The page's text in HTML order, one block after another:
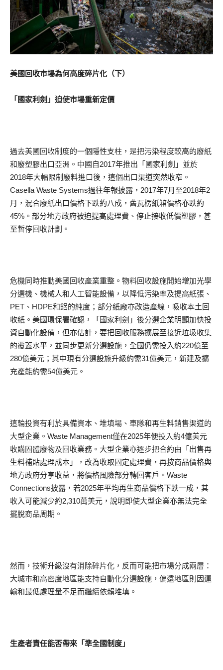
美國回收市場為何高度碎片化（下）
「國家利劍」迫使市場重新定價
過去美國回收制度的一個隱性支柱，是把污染程度較高的廢紙
和廢塑膠出口亞洲。中國自2017年推出「國家利劍」並於
2018年大幅限制廢料進口後，這個出口渠道突然收窄。
Casella Waste Systems過往年報披露，2017年7月至2018年2
月，混合廢紙出口價格下跌約八成，舊瓦楞紙箱價格亦跌約
45%。部分地方政府被迫提高處理費、停止接收低價塑膠，甚
至暫停回收計劃。
危機同時推動美國回收產業重整。物料回收設施開始增加光學
分選機、機械人和人工智能設備，以降低污染率及提高紙張、
PET、HDPE和鋁的純度；部分紙廠亦改造產線，吸收本土回
收紙。美國環保署確認，「國家利劍」後分選企業明顯加快投
資自動化設備，但亦估計，要把回收服務擴展至接近垃圾收集
的覆蓋水平，並同步更新分選設施，全國仍需投入約220億至
280億美元；其中現有分選設施升級約需31億美元，新建及擴
充產能約需54億美元。
這輪投資有利於具備資本、堆填場、車隊和再生料銷售渠道的
大型企業。Waste Management僅在2025年便投入約4億美元
收購固體廢物及回收業務。大型企業亦逐步把合約由「出售再
生料補貼處理成本」，改為收取固定處理費，再按商品價格與
地方政府分享收益，將價格風險部分轉回客戶。Waste
Connections披露，若2025年平均再生商品價格下跌一成，其
收入可能減少約2,310萬美元，說明即使大型企業亦無法完全
擺脫商品周期。
然而，技術升級沒有消除碎片化，反而可能把市場分成兩層：
大城市和高密度地區能支持自動化分選設施，偏遠地區則因運
輸和最低處理量不足而繼續依賴堆填。
生產者責任能否帶來「準全國制度」